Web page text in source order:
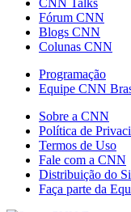
Fórum CNN
Blogs CNN
Colunas CNN
Programação
Equipe CNN
Sobre a CNN
Política de
Termos de Uso
Fale com a CNN
Distribuição do
Faça parte da